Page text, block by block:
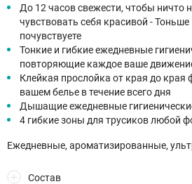
До 12 часов свежести, чтобы ничто
чувствовать себя красивой -
почувствуете
Тонкие и гибкие ежедневные
повторяющие каждое ваше
Клейкая прослойка от края до края
вашем белье в течение всего дня
Дышащие ежедневные
4 гибкие зоны для трусиков любой
Ежедневные, ароматизированные,
Состав